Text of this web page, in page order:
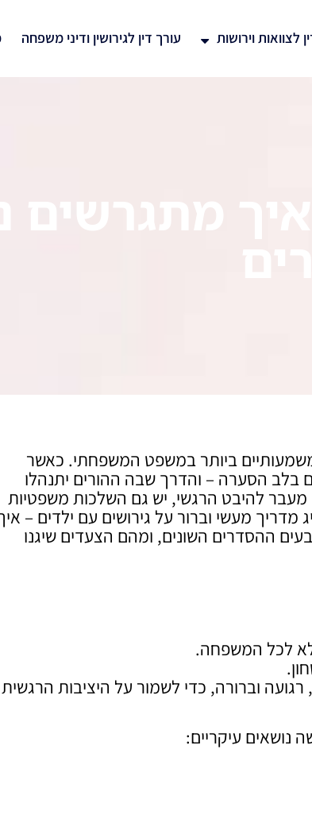
לצוואות וירושות עורך דין לגירושין ודיני משפחה
איך מתגרשים
ביותר במשפט המשפחתי. כאשר
הסערה – והדרך שבה ההורים יתנהלו
להיבט הרגשי, יש גם השלכות משפטיות
מעשי וברור על גירושים עם ילדים –
ההסדרים השונים, ומהם הצעדים שיגנו
לכל המשפחה.
וברורה, כדי לשמור על היציבות הרגשית
נושאים עיקריים: